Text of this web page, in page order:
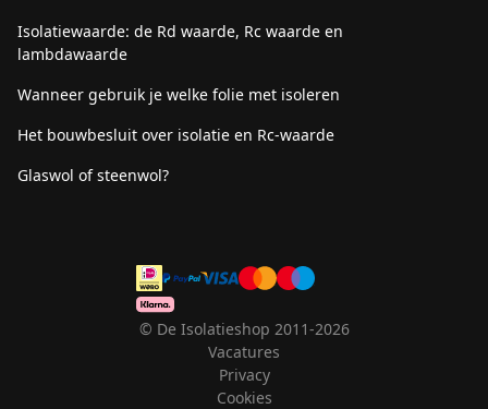
Isolatiewaarde: de Rd waarde, Rc waarde en
lambdawaarde
Wanneer gebruik je welke folie met isoleren
Het bouwbesluit over isolatie en Rc-waarde
Glaswol of steenwol?
© De Isolatieshop 2011-2026
Vacatures
Privacy
Cookies